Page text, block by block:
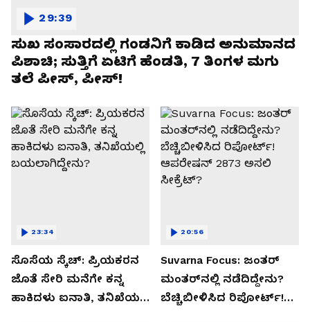
ಸುಖ ಸಂಸಾರದಲ್ಲಿ ಗಂಡನಿಗೆ ಕಾಡಿದ ಅನುಮಾನದ
ಪಿಶಾಚಿ; ಸುತ್ತಿಗೆ ಏಟಿಗೆ ಹೆಂಡತಿ, 7 ತಿಂಗಳ ಮಗು
ತಲೆ ಪೀಸ್, ಪೀಸ್!
29:39
ಸೊಸೆಯ ಸ್ಕೆಚ್: ಪ್ರಿಯಕರನ
ಜೊತೆ ಸೇರಿ ಮನೆಗೇ ಕನ್ನ
ಹಾಕಿದಳು ಐನಾತಿ, ತನಿಖೆಯಲ್ಲಿ
23:34
Suvarna Focus: ಜಂತರ್
ಮಂತರ್‌ನಲ್ಲಿ ನಡೆದಿದ್ದೇನು?
ಬೆಚ್ಚಿಬೀಳಿಸಿದ ರಿಪೋರ್ಟ್!
20:56